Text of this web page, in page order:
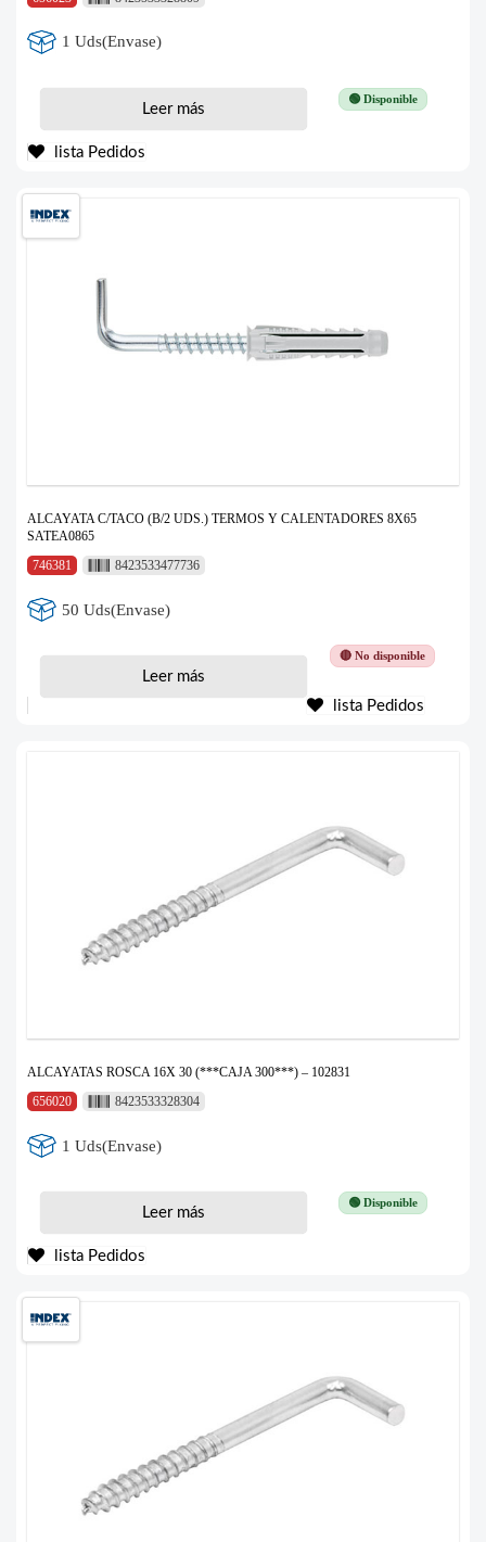
1 Uds(Envase)
🟢 Disponible
Leer más
lista Pedidos
ALCAYATA C/TACO (B/2 UDS.) TERMOS Y CALENTADORES 8X65
SATEA0865
746381
8423533477736
50 Uds(Envase)
🔴 No disponible
Leer más
lista Pedidos
ALCAYATAS ROSCA 16X 30 (***CAJA 300***) – 102831
656020
8423533328304
1 Uds(Envase)
🟢 Disponible
Leer más
lista Pedidos